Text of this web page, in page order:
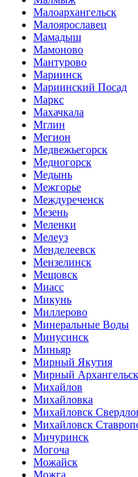
Малоархангельск
Малоярославец
Мамадыш
Мамоново
Мантурово
Мариинск
Мариинский Посад
Маркс
Махачкала
Мглин
Мегион
Медвежьегорск
Медногорск
Медынь
Межгорье
Междуреченск
Мезень
Меленки
Мелеуз
Менделеевск
Мензелинск
Мещовск
Миасс
Микунь
Миллерово
Минеральные Воды
Минусинск
Миньяр
Мирный Якутия
Мирный
Михайлов
Михайловка
Михайловск
Михайловск
Мичуринск
Могоча
Можайск
Можга